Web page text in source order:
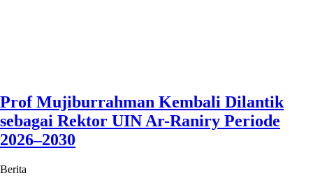
Prof Mujiburrahman Kembali Dilantik
sebagai Rektor UIN Ar-Raniry Periode
2026–2030
Berita